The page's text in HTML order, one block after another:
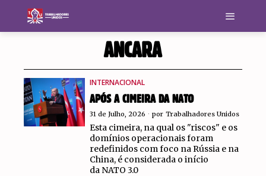
ANCARA
INTERNACIONAL
APÓS A CIMEIRA DA NATO
31 de Julho, 2026 por Trabalhadores Unidos
Esta cimeira, na qual os "riscos" e os
domínios operacionais foram
redefinidos com foco na Rússia e na
China, é considerada o início
da NATO 3.0